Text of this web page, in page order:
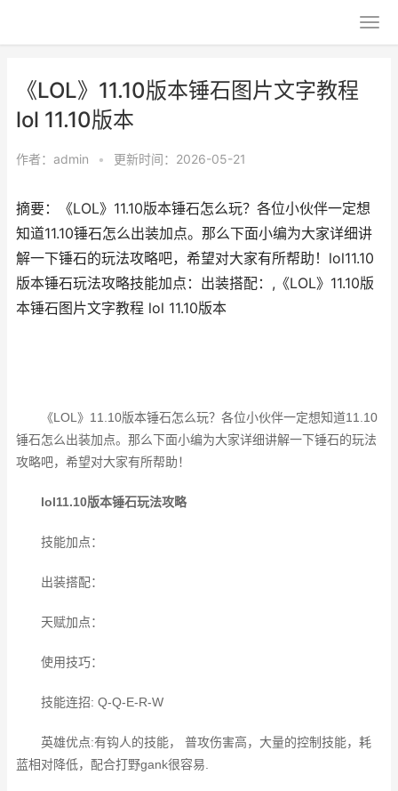
《LOL》11.10版本锤石图片文字教程
lol 11.10版本
作者： admin • 更新时间：2026-05-21
摘要：《LOL》11.10版本锤石怎么玩？各位小伙伴一定想
知道11.10锤石怎么出装加点。那么下面小编为大家详细讲
解一下锤石的玩法攻略吧，希望对大家有所帮助！lol11.10
版本锤石玩法攻略技能加点：出装搭配：,《LOL》11.10版
本锤石图片文字教程 lol 11.10版本
《LOL》11.10版本锤石怎么玩？各位小伙伴一定想知道11.10
锤石怎么出装加点。那么下面小编为大家详细讲解一下锤石的玩法
攻略吧，希望对大家有所帮助！
lol11.10版本锤石玩法攻略
技能加点：
出装搭配：
天赋加点：
使用技巧：
技能连招: Q-Q-E-R-W
英雄优点:有钩人的技能， 普攻伤害高，大量的控制技能，耗
蓝相对降低，配合打野gank很容易.